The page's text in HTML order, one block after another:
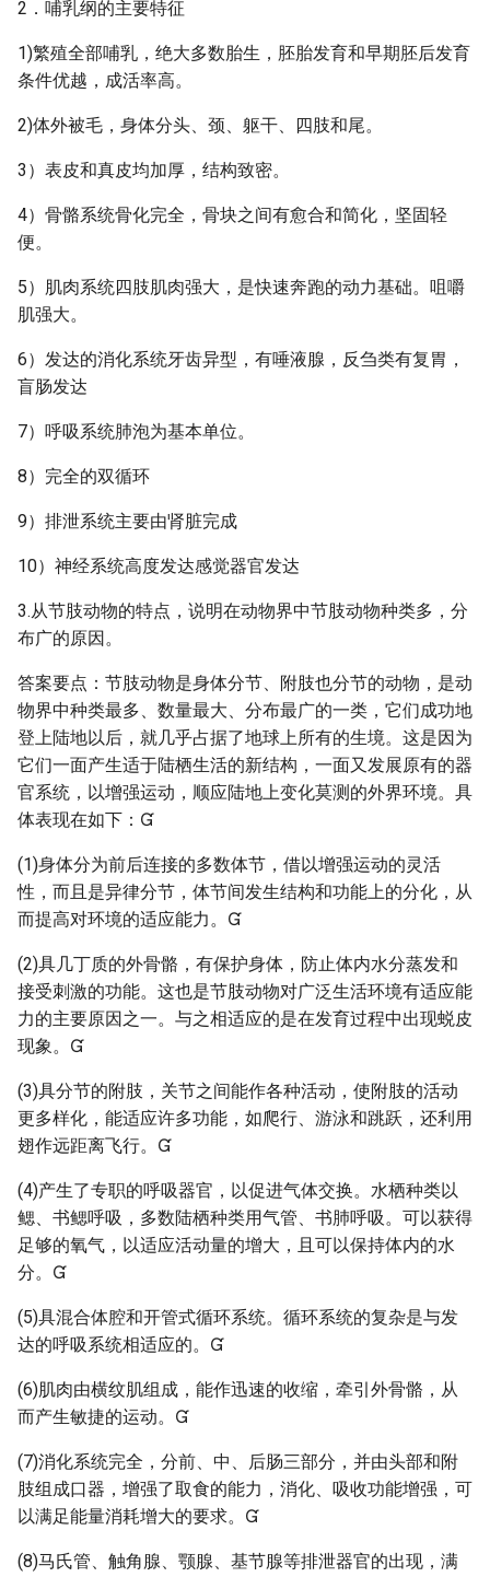
2．哺乳纲的主要特征
1)繁殖全部哺乳，绝大多数胎生，胚胎发育和早期胚后发育
条件优越，成活率高。
2)体外被毛，身体分头、颈、躯干、四肢和尾。
3）表皮和真皮均加厚，结构致密。
4）骨骼系统骨化完全，骨块之间有愈合和简化，坚固轻
便。
5）肌肉系统四肢肌肉强大，是快速奔跑的动力基础。咀嚼
肌强大。
6）发达的消化系统牙齿异型，有唾液腺，反刍类有复胃，
盲肠发达
7）呼吸系统肺泡为基本单位。
8）完全的双循环
9）排泄系统主要由肾脏完成
10）神经系统高度发达感觉器官发达
3.从节肢动物的特点，说明在动物界中节肢动物种类多，分
布广的原因。
答案要点：节肢动物是身体分节、附肢也分节的动物，是动
物界中种类最多、数量最大、分布最广的一类，它们成功地
登上陆地以后，就几乎占据了地球上所有的生境。这是因为
它们一面产生适于陆栖生活的新结构，一面又发展原有的器
官系统，以增强运动，顺应陆地上变化莫测的外界环境。具
体表现在如下：
(1)身体分为前后连接的多数体节，借以增强运动的灵活
性，而且是异律分节，体节间发生结构和功能上的分化，从
而提高对环境的适应能力。
(2)具几丁质的外骨骼，有保护身体，防止体内水分蒸发和
接受刺激的功能。这也是节肢动物对广泛生活环境有适应能
力的主要原因之一。与之相适应的是在发育过程中出现蜕皮
现象。
(3)具分节的附肢，关节之间能作各种活动，使附肢的活动
更多样化，能适应许多功能，如爬行、游泳和跳跃，还利用
翅作远距离飞行。
(4)产生了专职的呼吸器官，以促进气体交换。水栖种类以
鳃、书鳃呼吸，多数陆栖种类用气管、书肺呼吸。可以获得
足够的氧气，以适应活动量的增大，且可以保持体内的水
分。
(5)具混合体腔和开管式循环系统。循环系统的复杂是与发
达的呼吸系统相适应的。
(6)肌肉由横纹肌组成，能作迅速的收缩，牵引外骨骼，从
而产生敏捷的运动。
(7)消化系统完全，分前、中、后肠三部分，并由头部和附
肢组成口器，增强了取食的能力，消化、吸收功能增强，可
以满足能量消耗增大的要求。
(8)马氏管、触角腺、颚腺、基节腺等排泄器官的出现，满